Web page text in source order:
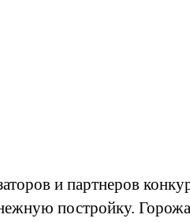
и партнеров
постройку.